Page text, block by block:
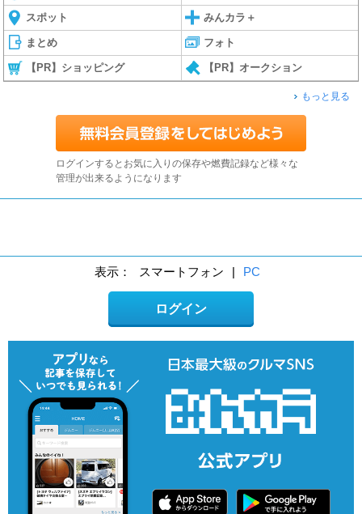
スポット みんカラ＋
まとめ フォト
【PR】ショッピング 【PR】オークション
もっと見る
ログインするとお気に入りの保存や燃費記録など様々な
管理が出来るようになります
表示： スマートフォン | PC
ログイン